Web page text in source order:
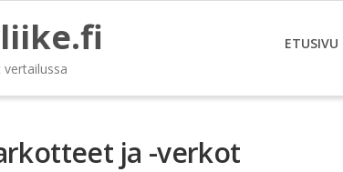
vertailussa
ETUSIVU
ja -verkot